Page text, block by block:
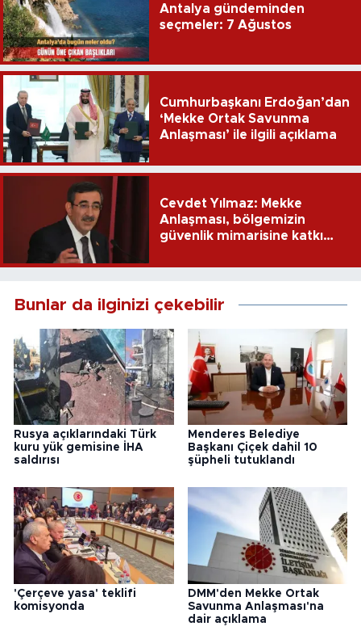
Antalya gündeminden
seçmeler: 7 Ağustos
Cumhurbaşkanı Erdoğan’dan
‘Mekke Ortak Savunma
Anlaşması’ ile ilgili açıklama
Cevdet Yılmaz: Mekke
Anlaşması, bölgemizin
güvenlik mimarisine katkı
Bunlar da ilginizi çekebilir
Rusya açıklarındaki Türk
kuru yük gemisine İHA
saldırısı
Menderes Belediye
Başkanı Çiçek dahil 10
şüpheli tutuklandı
'Çerçeve yasa' teklifi
komisyonda
DMM'den Mekke Ortak
Savunma Anlaşması'na
dair açıklama